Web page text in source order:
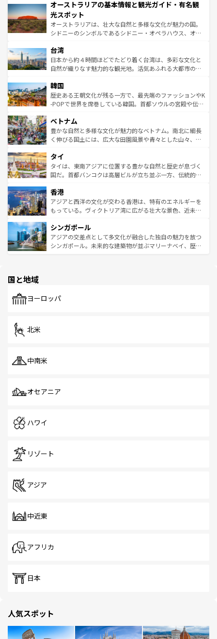
部のニューオーリンズでは、音楽と美食が融合した独特の
文化が魅力。旅行者はアメリカの各地域で異なる魅力を楽
しみながら、その多様性と豊かな歴史を感じることができ
るだろう。車でのロードトリップや列車の旅も、アメリカ
情報は
ワイ島は見逃せない。また、定番の観光地といえばオアフ
島だが、静かな自然を求めるならマウイ島やカウアイ島が
おすすめ。エメラルドグリーンに輝く海をはじめ、豊かな
文化や歴史が息づいている。「アロハスピリット」と呼ば
人々、おいしいローカルフードやハワイアンミュージッ
ク、伝統的なフラダンスなど、すべてがハワイの魅力を彩
っている。訪れるたびに新しい発見と感動が待っているハ
はコンテンツ一覧
オーストラリアの基本情報と観光ガイド・有名観
光スポット
オーストラリアは、壮大な自然と多様な文化が魅力の国。
シドニーのシンボルであるシドニー・オペラハウス、オー
リアリーフや大陸中央部にそびえるウルル（エアーズロッ
ク）、タスマニアの美しい原生林やケアンズの熱帯雨林な
ど、見どころがたくさん。また、カフェやワイン、オージ
いる。アクティビティも充実しており、サーフィンやダイ
ビング、ハイキングなど、アウトドア好きにはたまらな
い。オーストラリアの多彩な魅力を存分に味わいつくそ
参照してほしい。
台湾
日本から約４時間ほどでたどり着く台湾は、多彩な文化と
自然が織りなす魅力的な観光地。活気あふれる大都市の台
ン）、静ひつな山岳地帯である台湾東部など、都市の喧騒
と山間の静けさが共存しており、訪れる人に新しい発見と
驚きをもたらしてくれる。また、奥深い台湾の食文化も魅
容にもいいと評判のスイーツなど、バラエティ豊かな料理
が味わえる。 なお、新着の台湾情報は コンテンツ一覧を参
照してほしい。
韓国
歴史ある王朝文化が残る一方で、最先端のファッションやK
-POPで世界を席巻している韓国。首都ソウルの宮殿や伝統
き、地方に足を延ばせば四季折々の自然美を楽しむことが
できる。そして、キムチや焼肉、絶品のストリートフード
まで、さまざまな韓国料理が待っている。夜には、韓国な
リティに包まれながら、韓国の多彩な魅力を心ゆくまで味
わってみてほしい。 なお、新着の韓国情報はコンテンツ一
覧を参照してほしい。
ベトナム
豊かな自然と多様な文化が魅力的なベトナム。南北に細長
く伸びる国土には、広大な田園風景や青々とした山々、世
急速な発展と共に伝統が息づく。ハノイの古い町並みやホ
ーチミン市のフランス統治時代の建物も、独特の雰囲気を
醸し出している。また、バラエティの豊かさとおいしさで
とつ。フォーやバインミー、ベトナムコーヒーなどは、ぜ
ひ現地で味わいたい。どの地域を訪れてもあたたかい人々
が旅行者を迎えてくれるので、きっと忘れられない旅にな
参照してほしい。
タイ
タイは、東南アジアに位置する豊かな自然と歴史が息づく
国だ。首都バンコクは高層ビルが立ち並ぶ一方、伝統的な
の活気が交差している。北部ではチェンマイなどの山岳地
帯で自然と触れ合い、南部ではプーケットやクラビの美し
いビーチでリゾート気分を楽しむことができる。タイ料理
激する。気候は一年中温暖で、どの季節にも異なる楽しみ
が待っている。親しみやすいタイの人々、仏教を中心とし
た文化、そして多様な観光資源が、訪れる旅人を魅了し続
香港
アジアと西洋の文化が交わる香港は、特有のエネルギーを
もっている。ヴィクトリア湾に広がる壮大な景色、近未来
み、どこを訪れても感動するはず。観光スポットが密集し
ており、効率よく見どころを回れるのも魅力。息をのむよ
うな絶景から文化的な体験まで、香港を存分に楽しみ尽く
シンガポール
アジアの交差点として多文化が融合した独自の魅力を放つ
シンガポール。未来的な建築物が並ぶマリーナベイ、歴史
で、ホーカーズは地元の風情を楽しめる外せないスポット
国と地域
ヨーロッパ
北米
中南米
オセアニア
ハワイ
リゾート
アジア
中近東
アフリカ
日本
人気スポット